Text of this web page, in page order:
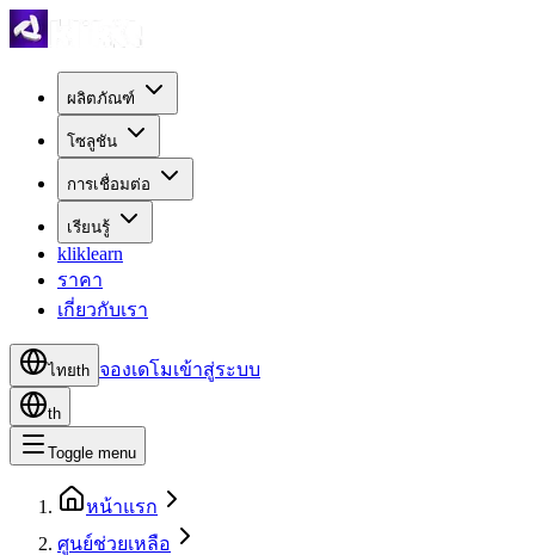
ผลิตภัณฑ์
โซลูชัน
การเชื่อมต่อ
เรียนรู้
kliklearn
ราคา
เกี่ยวกับเรา
ไทยth จองเดโมเข้าสู่ระบบ
th
Toggle menu
หน้าแรก
ศูนย์ช่วยเหลือ